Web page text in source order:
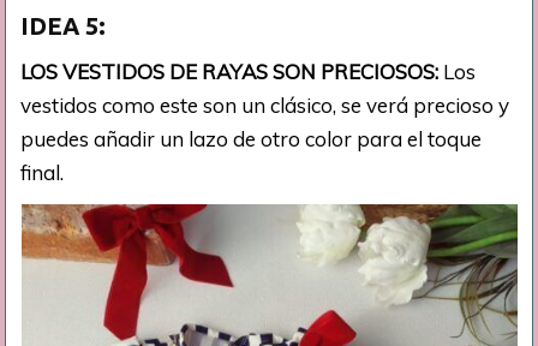
IDEA 5:
LOS VESTIDOS DE RAYAS SON PRECIOSOS: Los
vestidos como este son un clásico, se verá precioso y
puedes añadir un lazo de otro color para el toque
final.